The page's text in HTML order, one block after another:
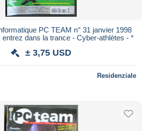
PC TEAM n° 31 janvier 1998
entrez dans la trance - Cyber-athlètes - *
± 3,75 USD
Residenziale